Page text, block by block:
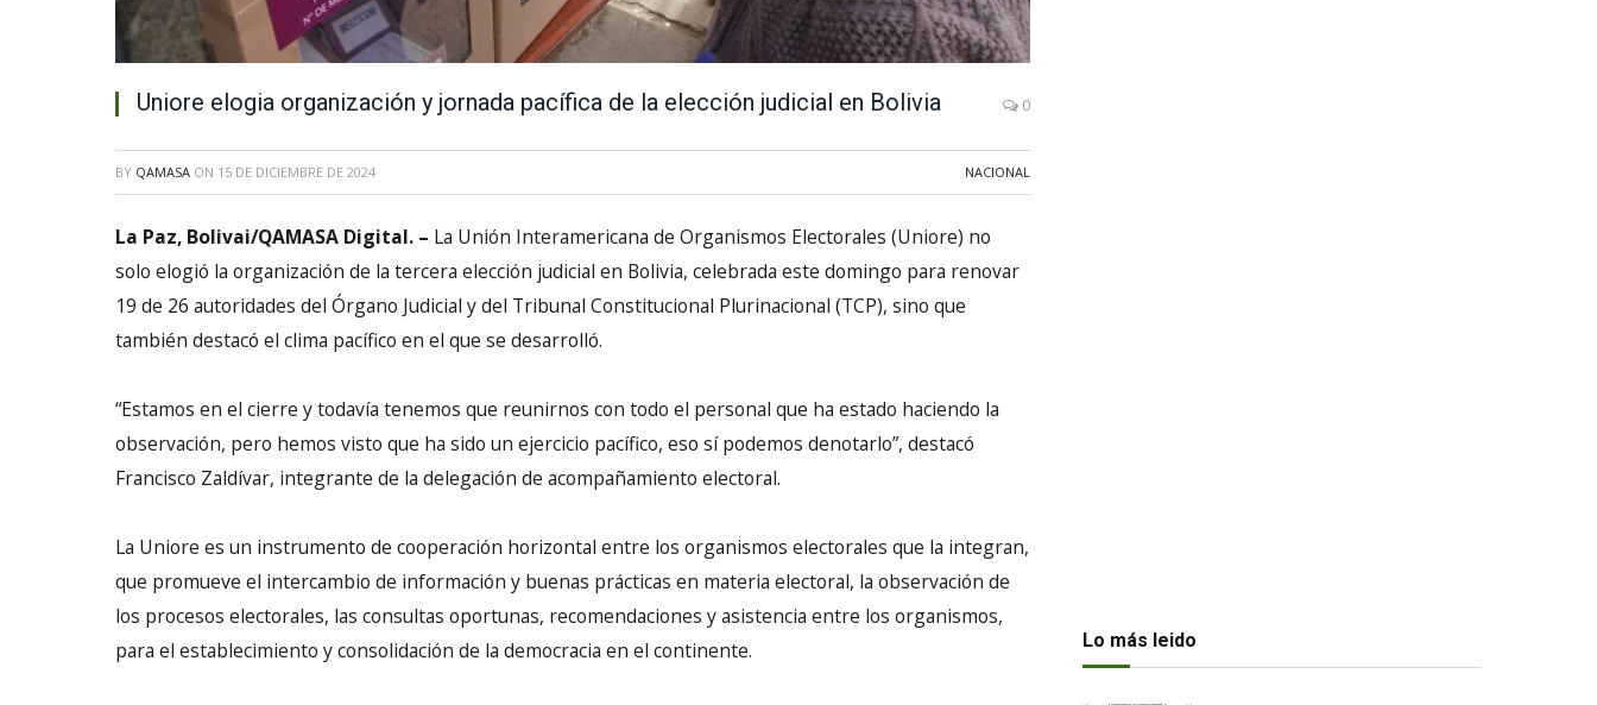
Uniore elogia organización y jornada pacífica de la elección judicial en Bolivia 0
BY QAMASA ON 15 DE DICIEMBRE DE 2024 NACIONAL
La Paz, Bolivai/QAMASA Digital. – La Unión Interamericana de Organismos Electorales (Uniore) no
solo elogió la organización de la tercera elección judicial en Bolivia, celebrada este domingo para renovar
19 de 26 autoridades del Órgano Judicial y del Tribunal Constitucional Plurinacional (TCP), sino que
también destacó el clima pacífico en el que se desarrolló.
“Estamos en el cierre y todavía tenemos que reunirnos con todo el personal que ha estado haciendo la
observación, pero hemos visto que ha sido un ejercicio pacífico, eso sí podemos denotarlo”, destacó
Francisco Zaldívar, integrante de la delegación de acompañamiento electoral.
La Uniore es un instrumento de cooperación horizontal entre los organismos electorales que la integran,
que promueve el intercambio de información y buenas prácticas en materia electoral, la observación de
los procesos electorales, las consultas oportunas, recomendaciones y asistencia entre los organismos,
para el establecimiento y consolidación de la democracia en el continente.
Lo más leido